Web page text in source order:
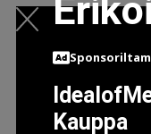
MAC
Kauppa